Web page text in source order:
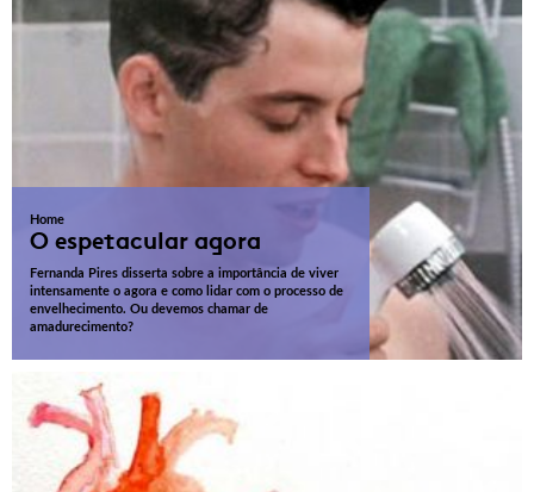
Home
O espetacular agora
Fernanda Pires disserta sobre a importância de viver
intensamente o agora e como lidar com o processo de
envelhecimento. Ou devemos chamar de
amadurecimento?